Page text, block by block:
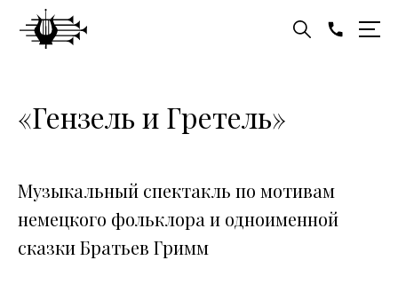
«Гензель и Гретель»
Музыкальный спектакль по мотивам
немецкого фольклора и одноименной
сказки Братьев Гримм